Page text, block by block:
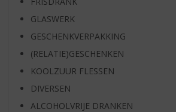
GLASWERK
GESCHENKVERPAKKING
(RELATIE)GESCHENKEN
KOOLZUUR FLESSEN
DIVERSEN
ALCOHOLVRIJE DRANKEN